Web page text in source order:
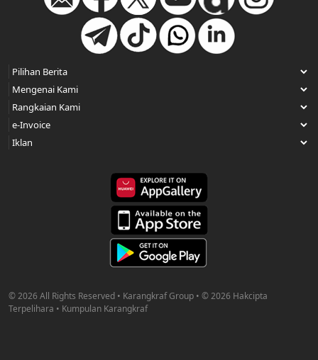
© 2026 All Rights Reserved • Karangkraf Group • © 2026 Hakcipta
Terpelihara • Kumpulan Karangkraf